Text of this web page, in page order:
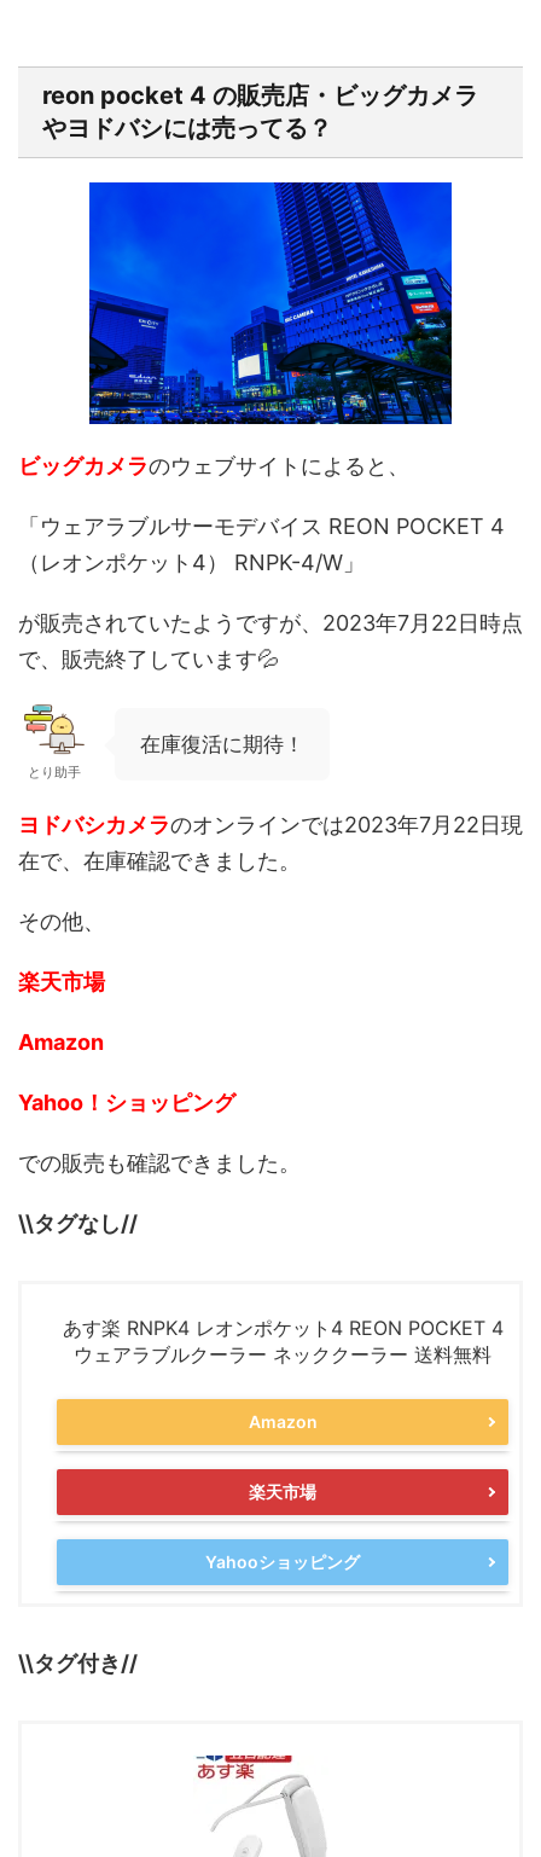
reon pocket 4 の販売店・ビッグカメラ
やヨドバシには売ってる？
ビッグカメラのウェブサイトによると、
「ウェアラブルサーモデバイス REON POCKET 4
（レオンポケット4） RNPK-4/W」
が販売されていたようですが、2023年7月22日時点
で、 販売終了しています💦
とり助手
在庫復活に期待！
ヨドバシカメラのオンラインでは2023年7月22日現
在で、 在庫確認できました。
その他、
楽天市場
Amazon
Yahoo！ショッピング
での販売も確認できました。
\\タグなし//
あす楽 RNPK4 レオンポケット4 REON POCKET 4
ウェアラブルクーラー ネッククーラー 送料無料
Amazon
楽天市場
Yahooショッピング
\\タグ付き//